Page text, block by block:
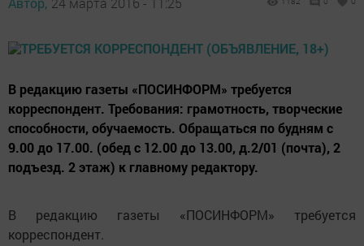
В редакцию газеты «ПОСИНФОРМ» требуется
корреспондент. Требования: грамотность, творческие
способности, обучаемость. Обращаться по будням с
9.00 до 17.00. (обед с 12.00 до 13.00, д.2/01 (почта), 2
подъезд. 2 этаж) к главному редактору.
В редакцию газеты «ПОСИНФОРМ» требуется
корреспондент.